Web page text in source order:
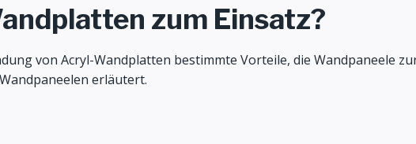
zum Einsatz?
von Acryl-Wandplatten bestimmte Vorteile, die Wandpaneele
erläutert.